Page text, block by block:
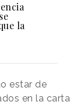
la
estar de
en la carta